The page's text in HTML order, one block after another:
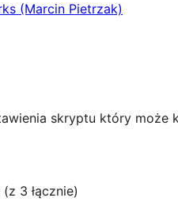
(Marcin Pietrzak)
skryptu który może
3 łącznie)